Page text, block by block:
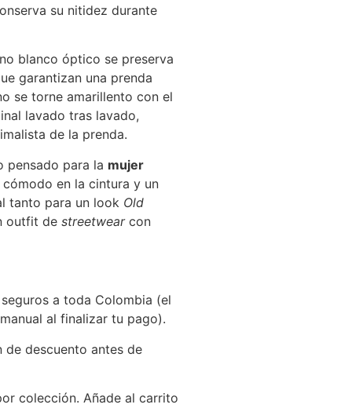
su nitidez durante
blanco óptico se preserva
garantizan una prenda
se torne amarillento con el
lavado tras lavado,
de la prenda.
pensado para la mujer
en la cintura y un
tanto para un look Old
outfit de streetwearcon
a toda Colombia (el
al finalizar tu pago).
de descuento antes de
colección. Añade al carrito